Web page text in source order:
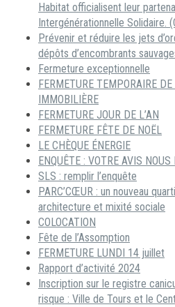
Habitat officialisent leur
Intergénérationnelle Solidaire.
Prévenir et réduire les jets
dépôts d’encombrants
Fermeture exceptionnelle
FERMETURE TEMPORAIRE DE
IMMOBILIÈRE
FERMETURE JOUR DE L’AN
FERMETURE FÊTE DE NOËL
LE CHÈQUE ÉNERGIE
ENQUÊTE : VOTRE AVIS
SLS : remplir l’enquête
PARC’CŒUR : un nouveau
architecture et mixité sociale
COLOCATION
Fête de l’Assomption
FERMETURE LUNDI 14 juillet
Rapport d’activité 2024
Inscription sur le registre
risque : Ville de Tours et le